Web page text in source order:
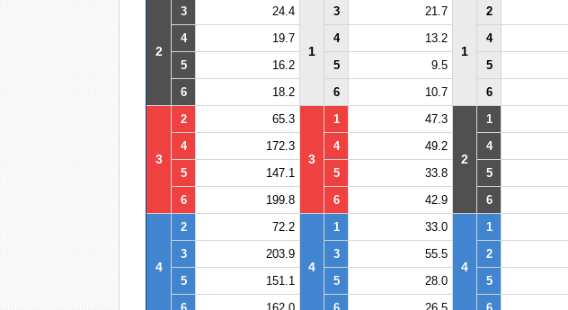
2
3 24.4
1
3 21.7
1
2
4
19.7 4 13.2 4
5
16.2 5 9.5 5
6
18.2 6 10.7 6
3
2 65.3
3
1 47.3
2
1
4
172.3 4 49.2 4
5
147.1 5 33.8 5
6
199.8 6 42.9 6
4
2 72.2
4
1 33.0
4
1
3
203.9 3 55.5 2
5
151.1 5 28.0 5